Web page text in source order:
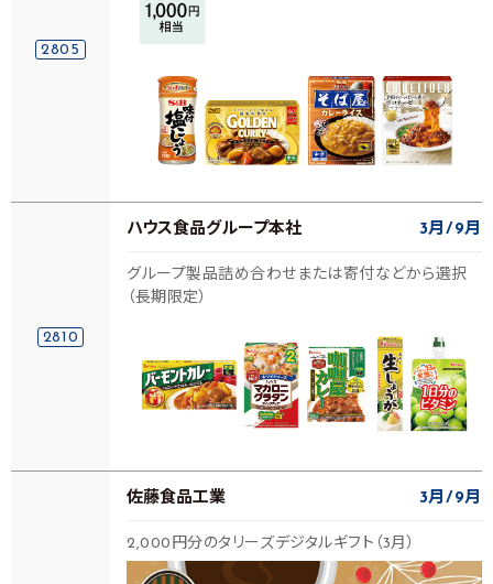
2805
2810
ハウス食品グループ本社 3月 9月
グループ製品詰め合わせまたは寄付などから選択
（長期限定）
佐藤食品工業 3月 9月
2,000円分のタリーズデジタルギフト（3月）